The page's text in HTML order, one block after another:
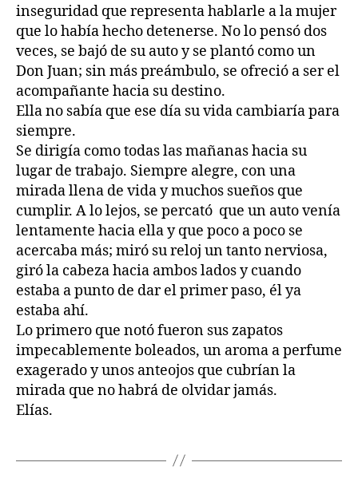
inseguridad que representa hablarle a la mujer
que lo había hecho detenerse. No lo pensó dos
veces, se bajó de su auto y se plantó como un
Don Juan; sin más preámbulo, se ofreció a ser el
acompañante hacia su destino.
Ella no sabía que ese día su vida cambiaría para
siempre.
Se dirigía como todas las mañanas hacia su
lugar de trabajo. Siempre alegre, con una
mirada llena de vida y muchos sueños que
cumplir. A lo lejos, se percató que un auto venía
lentamente hacia ella y que poco a poco se
acercaba más; miró su reloj un tanto nerviosa,
giró la cabeza hacia ambos lados y cuando
estaba a punto de dar el primer paso, él ya
estaba ahí.
Lo primero que notó fueron sus zapatos
impecablemente boleados, un aroma a perfume
exagerado y unos anteojos que cubrían la
mirada que no habrá de olvidar jamás.
Elías.